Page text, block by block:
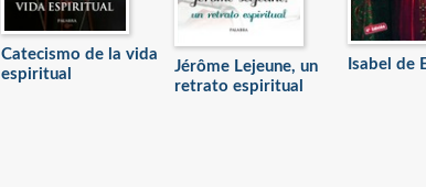
Catecismo de la vida
espiritual
Jérôme Lejeune, un
retrato espiritual
Isabel de